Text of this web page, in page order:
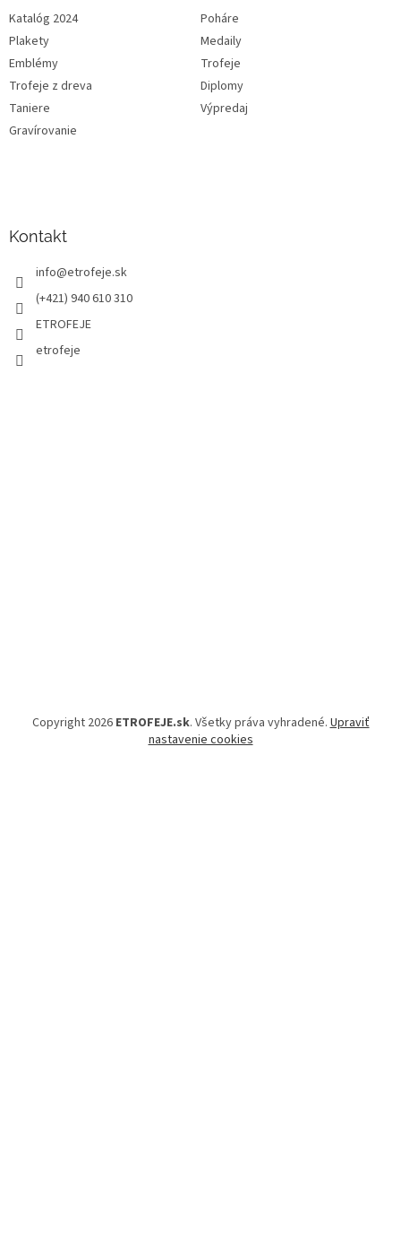
Katalóg 2024
Poháre
Plakety
Medaily
Emblémy
Trofeje
Trofeje z dreva
Diplomy
Taniere
Výpredaj
Gravírovanie
Kontakt
info@etrofeje.sk
(+421) 940 610 310
ETROFEJE
etrofeje
Copyright 2026 ETROFEJE.sk. Všetky práva vyhradené.Upraviť
nastavenie cookies